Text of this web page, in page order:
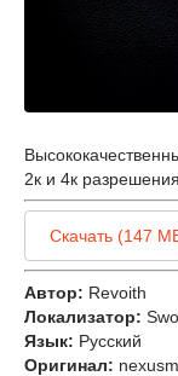
2к и 4к
Скачать (147
Автор: Revoith
Локализатор:
Язык: Русский
Оригинал: